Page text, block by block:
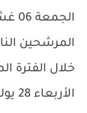
المرشحين
الأربعاء 28 يوليوز 2021.